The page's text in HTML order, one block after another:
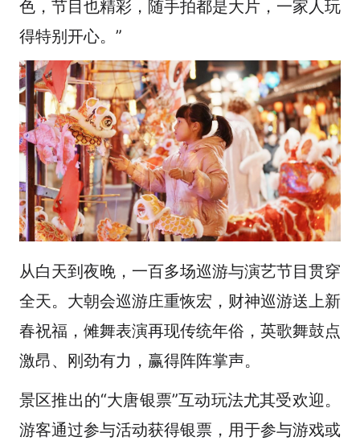
色，节目也精彩，随手拍都是大片，一家人玩
得特别开心。”
从白天到夜晚，一百多场巡游与演艺节目贯穿
全天。大朝会巡游庄重恢宏，财神巡游送上新
春祝福，傩舞表演再现传统年俗，英歌舞鼓点
激昂、刚劲有力，赢得阵阵掌声。
景区推出的“大唐银票”互动玩法尤其受欢迎。
游客通过参与活动获得银票，用于参与游戏或